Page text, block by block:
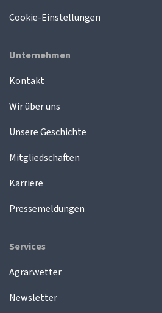
Cookie-Einstellungen
Unternehmen
Kontakt
Wir über uns
Unsere Geschichte
Mitgliedschaften
Karriere
Pressemeldungen
Services
Agrarwetter
Newsletter